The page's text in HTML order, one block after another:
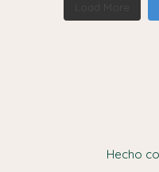
Load More
Hecho